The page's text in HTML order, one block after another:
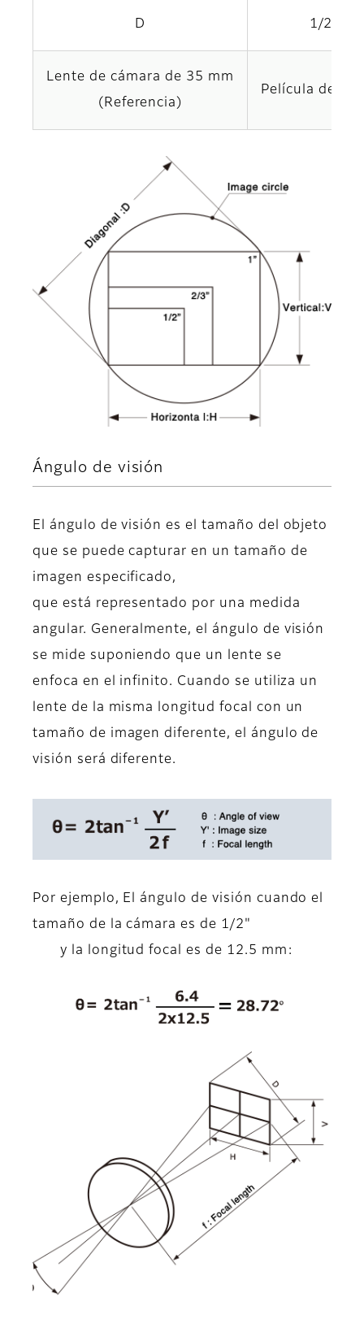
D 1/2”
Lente de cámara de 35 mm
(Referencia)
Película de 35
Ángulo de visión
El ángulo de visión es el tamaño del objeto
que se puede capturar en un tamaño de
imagen especificado,
que está representado por una medida
angular. Generalmente, el ángulo de visión
se mide suponiendo que un lente se
enfoca en el infinito. Cuando se utiliza un
lente de la misma longitud focal con un
tamaño de imagen diferente, el ángulo de
visión será diferente.
Por ejemplo, El ángulo de visión cuando el
tamaño de la cámara es de 1/2"
y la longitud focal es de 12.5 mm: